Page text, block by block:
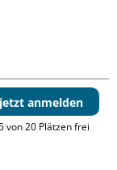
jetzt anmelden
von 20 Plätzen frei